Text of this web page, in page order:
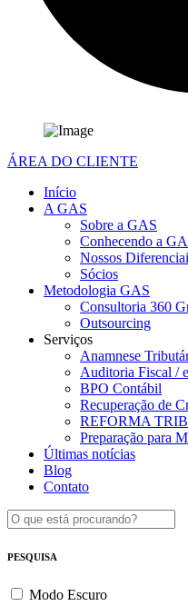
ÁREA DO CLIENTE
Início
A GAS
Sobre a GAS
Conhecendo a
Nossos
Sócios
Metodologia GAS
Consultoria 360
Outsourcing
Serviços
Anamnese
Auditoria Fiscal /
BPO Contábil
Recuperação de
REFORMA
Preparação para
Últimas notícias
Blog
Contato
PESQUISA
Modo Escuro